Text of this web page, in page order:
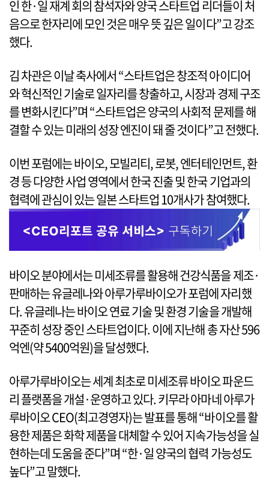
인 한·일 재계 회의 참석자와 양국 스타트업 리더들이 처
음으로 한자리에 모인 것은 매우 뜻 깊은 일이다”고 강조
했다.
김 차관은 이날 축사에서 “스타트업은 창조적 아이디어
와 혁신적인 기술로 일자리를 창출하고, 시장과 경제 구조
를 변화시킨다”며 “스타트업은 양국의 사회적 문제를 해
결할 수 있는 미래의 성장 엔진이 돼 줄 것이다”고 전했다.
이번 포럼에는 바이오, 모빌리티, 로봇, 엔터테인먼트, 환
경 등 다양한 사업 영역에서 한국 진출 및 한국 기업과의
협력에 관심이 있는 일본 스타트업 10개사가 참여했다.
바이오 분야에서는 미세조류를 활용해 건강식품을 제조·
판매하는 유글레나와 아루가루바이오가 포럼에 자리했
다. 유글레나는 바이오 연료 기술 및 환경 기술을 개발해
꾸준히 성장 중인 스타트업이다. 이에 지난해 총 자산 596
억엔(약 5400억원)을 달성했다.
아루가루바이오는 세계 최초로 미세조류 바이오 파운드
리 플랫폼을 개설·운영하고 있다. 키무라 아마네 아루가
루바이오 CEO(최고경영자)는 발표를 통해 “바이오를 활
용한 제품은 화학 제품을 대체할 수 있어 지속가능성을 실
현하는데 도움을 준다”며 “한·일 양국의 협력 가능성도
높다”고 말했다.